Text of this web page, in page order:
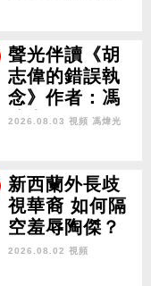
球反特朗普
聲光伴讀《胡
志偉的錯誤執
念》作者：馮
煒光
2026.08.03 視頻 馮煒光
新西蘭外長歧
視華裔 如何隔
空羞辱陶傑？
2026.08.02 視頻